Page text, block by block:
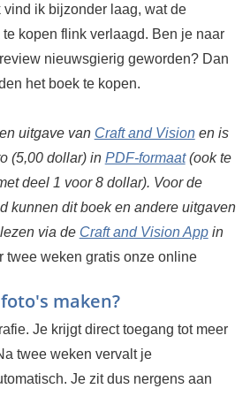
vind ik bijzonder laag, wat de
kopen flink verlaagd. Ben je naar
nieuwsgierig geworden? Dan
het boek te kopen.
uitgave van Craft and Visionen is
(5,00 dollar) in PDF-formaat(ook te
deel 1 voor 8 dollar). Voor de
kunnen dit boek en andere uitgaven
via de Craft and Vision Appin
maken?
twee weken gratis onze online
Je krijgt direct toegang tot meer
twee weken vervalt je
Je zit dus nergens aan